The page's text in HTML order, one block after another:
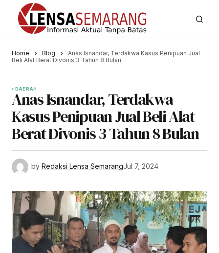
Home Blog
Anas Isnandar, Terdakwa Kasus Penipuan Jual
Beli Alat Berat Divonis 3 Tahun 8 Bulan
DAERAH
Anas Isnandar, Terdakwa
Kasus Penipuan Jual Beli Alat
Berat Divonis 3 Tahun 8 Bulan
by Redaksi Lensa SemarangJul 7, 2024